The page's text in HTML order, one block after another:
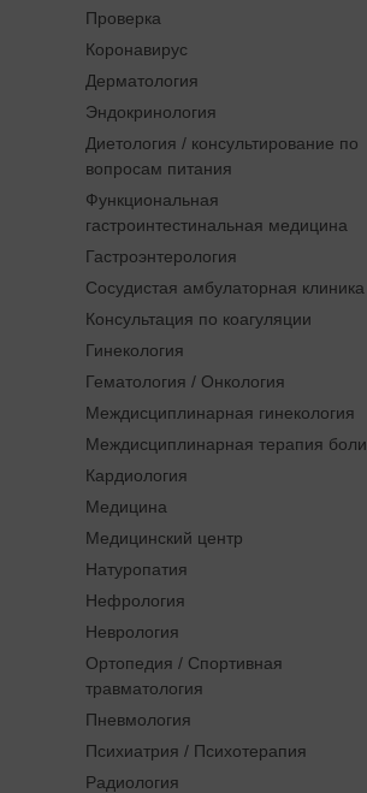
Проверка
Коронавирус
Дерматология
Эндокринология
Диетология / консультирование по
вопросам питания
Функциональная
гастроинтестинальная медицина
Гастроэнтерология
Сосудистая амбулаторная клиника
Консультация по коагуляции
Гинекология
Гематология / Онкология
Междисциплинарная гинекология
Междисциплинарная терапия боли
Кардиология
Медицина
Медицинский центр
Натуропатия
Нефрология
Неврология
Ортопедия / Спортивная
травматология
Пневмология
Психиатрия / Психотерапия
Радиология